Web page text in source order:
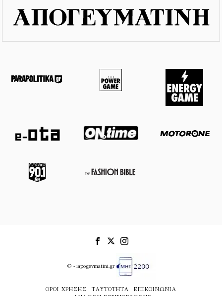
© - iapogevmatini.gr
ΌΡΟΙ ΧΡΉΣΗΣ ΤΑΥΤΌΤΗΤΑ
ΕΠΙΚΟΙΝΩΝΊΑ